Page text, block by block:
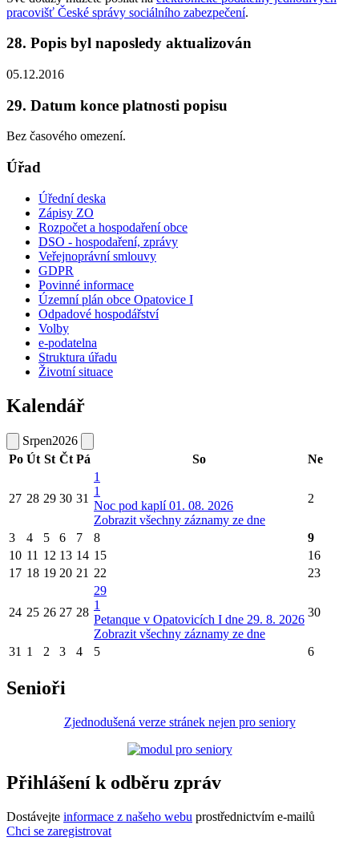
pracovišť České správy sociálního zabezpečení.
28. Popis byl naposledy aktualizován
05.12.2016
29. Datum konce platnosti popisu
Bez časového omezení.
Úřad
Úřední deska
Zápisy ZO
Rozpočet a hospodaření obce
DSO - hospodaření, zprávy
Veřejnoprávní smlouvy
GDPR
Povinné informace
Územní plán obce Opatovice I
Odpadové hospodářství
Volby
e-podatelna
Struktura úřadu
Životní situace
Kalendář
Srpen2026
Po Út St Čt Pá So Ne
27 28 29 30 31
1
1
Noc pod kaplí 01. 08. 2026
Zobrazit všechny záznamy ze dne
2
3 4 5 6 7 8
9
10 11 12 13 14 15
16
17 18 19 20 21 22 23
24 25 26 27 28
29
1
Petanque v Opatovicích I dne 29. 8. 2026
Zobrazit všechny záznamy ze dne
30
31 1 2 3 4 5 6
Senioři
Zjednodušená verze stránek nejen pro seniory
Přihlášení k odběru zpráv
Dostávejte informace z našeho webu prostřednictvím e-mailů
Chci se zaregistrovat